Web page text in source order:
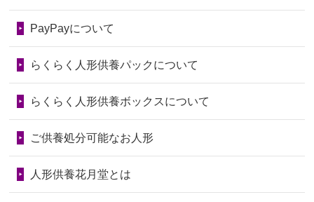
いたことが...
2026/06/28老後のことを考え体力のあるうちに身
2026/06/28人形たちに これまで本当にありがとう
天...
2026/06/24今は亡き両親が孫（私の子供）の初節
句に贈って...
第73回人形供養祭令和6年10月17日(木)
第71回人形供養祭令和6年8月1日(木)
第70回人形供養祭令和6年6月21日(金)
第68回人形供養祭令和6年3月22日(金)
PayPayについて
らくらく人形供養パックについて
らくらく人形供養ボックスについて
ご供養処分可能なお人形
人形供養花月堂とは